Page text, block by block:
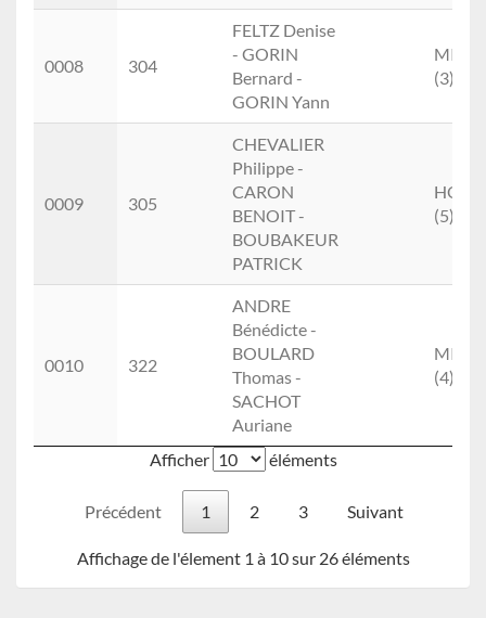
0008 304
FELTZ Denise
- GORIN
Bernard -
GORIN Yann
MIXTE
(3)
0009 305
CHEVALIER
Philippe -
CARON
BENOIT -
BOUBAKEUR
PATRICK
(5)
0010 322
ANDRE
Bénédicte -
BOULARD
Thomas -
SACHOT
Auriane
MIXTE
(4)
Afficher éléments
Précédent 1 2 3 Suivant
Affichage de l'élement 1 à 10 sur 26 éléments